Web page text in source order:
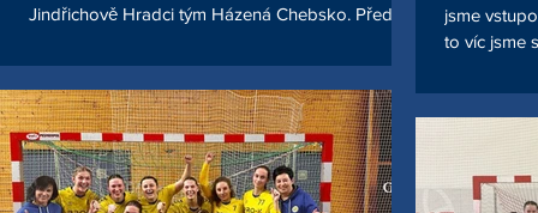
Jindřichově Hradci tým Házená Chebsko. Před
vyrovnané utkání, které jsme nakonec zvládly v
náš prospěch těsným výsledkem 29:28 (13:12). Do
zápasu jsme vstoupily s vědomím, že nás čeká
těžký soupeř, což se potvrdilo hned v úvodu, kdy
Chebsko šlo rychle do vedení 0:2. Nám se však
podařilo skóre brzy dorovnat a od té chvíle se
jsme
to víc jsme
potrápit
začátku,
nebyl
chyb, než